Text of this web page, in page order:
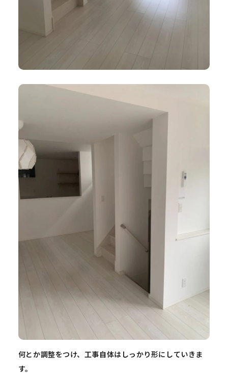
何とか調整をつけ、工事自体はしっかり形にしていきま
す。